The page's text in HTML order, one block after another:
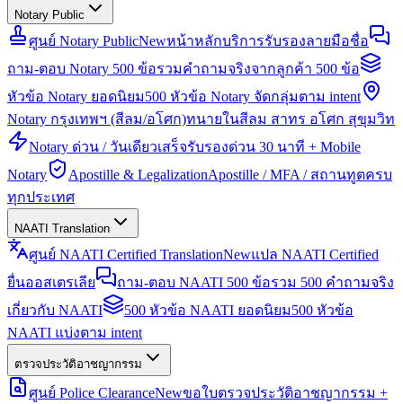
Notary Public
ศูนย์ Notary PublicNewหน้าหลักบริการรับรองลายมือชื่อ
ถาม-ตอบ Notary 500 ข้อรวมคำถามจริงจากลูกค้า 500 ข้อ
หัวข้อ Notary ยอดนิยม500 หัวข้อ Notary จัดกลุ่มตาม intent
Notary กรุงเทพฯ (สีลม/อโศก)ทนายในสีลม สาทร อโศก สุขุมวิท
Notary ด่วน / วันเดียวเสร็จรับรองด่วน 30 นาที + Mobile
Notary
Apostille & LegalizationApostille / MFA / สถานทูตครบ
ทุกประเทศ
NAATI Translation
ศูนย์ NAATI Certified TranslationNewแปล NAATI Certified
ยื่นออสเตรเลีย
ถาม-ตอบ NAATI 500 ข้อรวม 500 คำถามจริง
เกี่ยวกับ NAATI
500 หัวข้อ NAATI ยอดนิยม500 หัวข้อ
NAATI แบ่งตาม intent
ตรวจประวัติอาชญากรรม
ศูนย์ Police ClearanceNewขอใบตรวจประวัติอาชญากรรม +